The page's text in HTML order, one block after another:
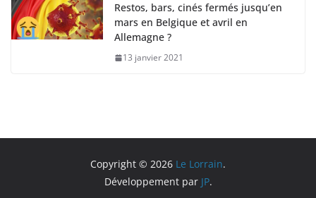
Restos, bars, cinés fermés jusqu’en
mars en Belgique et avril en
Allemagne ?
13 janvier 2021
Copyright © 2026 Le Lorrain.
Développement par JP.